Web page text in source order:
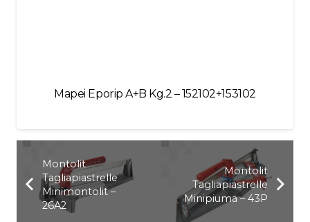
Mapei Eporip A+B Kg.2 – 152102+153102
Montolit
Tagliapiastrelle
Minimontolit –
26A2
Montolit
Tagliapiastrelle
Minipiuma – 43P